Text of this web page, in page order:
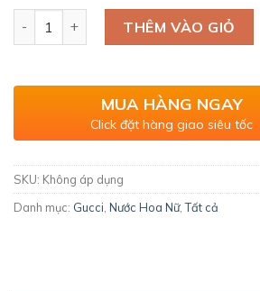
Gucci Bloom Ambrosia di Fiori số lượng
THÊM VÀO GIỎ
MUA HÀNG NGAY
Click đặt hàng giao siêu tốc
SKU: Không áp dụng
Danh mục: Gucci Nước Hoa Nữ,Tất cả